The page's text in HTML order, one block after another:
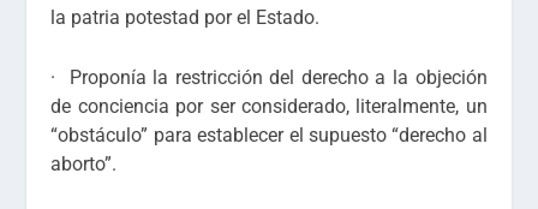
la patria potestad por el Estado.
· Proponía la restricción del derecho a la objeción
de conciencia por ser considerado, literalmente, un
“obstáculo” para establecer el supuesto “derecho al
aborto”.